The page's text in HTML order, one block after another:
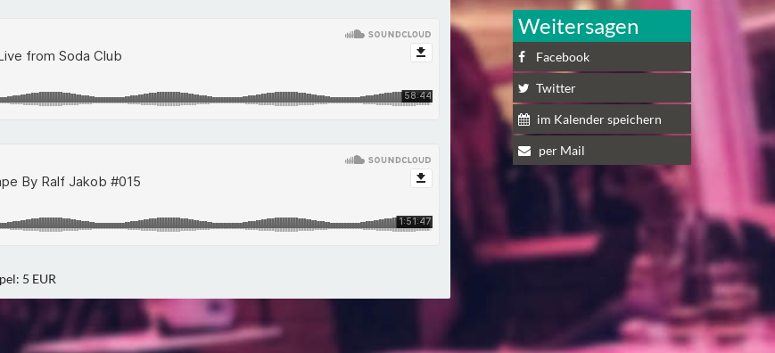
5 EUR
Weitersagen
Facebook
Twitter
im Kalender speichern
per Mail